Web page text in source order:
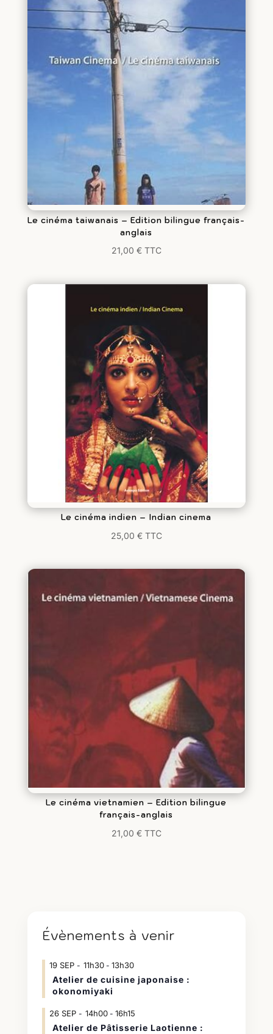
Le cinéma taiwanais – Edition bilingue français-
anglais
21,00 € TTC
Le cinéma indien – Indian cinema
25,00 € TTC
Le cinéma vietnamien – Edition bilingue
français-anglais
21,00 € TTC
Évènements à venir
19 SEP 11h30- 13h30
Atelier de cuisine japonaise :
okonomiyaki
26 SEP 14h00- 16h15
Atelier de Pâtisserie Laotienne :